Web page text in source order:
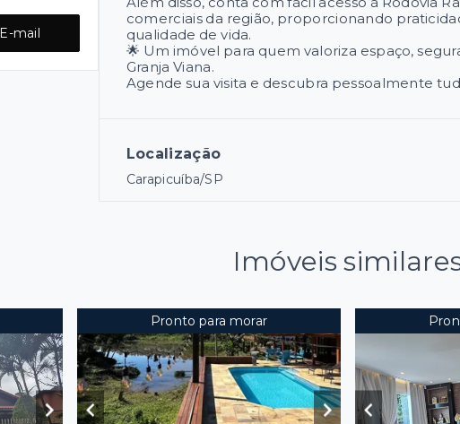
comerciais da região, proporcionando
qualidade de vida.
🌟 Um imóvel para quem valoriza espaço,
Granja Viana.
Agende sua visita e descubra pessoalmente
Localização
Carapicuíba/SP
E-mail
Imóveis
Pronto para morar